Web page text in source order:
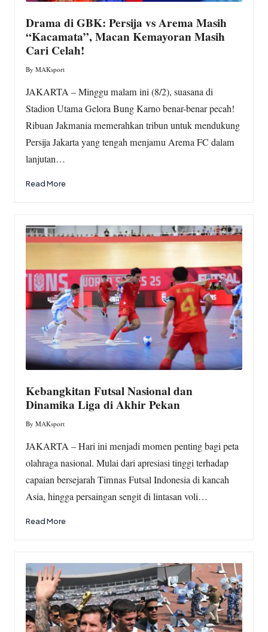
Drama di GBK: Persija vs Arema Masih
“Kacamata”, Macan Kemayoran Masih
Cari Celah!
Posted
By MAKsport
JAKARTA – Minggu malam ini (8/2), suasana di
Stadion Utama Gelora Bung Karno benar-benar pecah!
Ribuan Jakmania memerahkan tribun untuk mendukung
Persija Jakarta yang tengah menjamu Arema FC dalam
lanjutan…
Read More
Kebangkitan Futsal Nasional dan
Dinamika Liga di Akhir Pekan
Posted
By MAKsport
JAKARTA – Hari ini menjadi momen penting bagi peta
olahraga nasional. Mulai dari apresiasi tinggi terhadap
capaian bersejarah Timnas Futsal Indonesia di kancah
Asia, hingga persaingan sengit di lintasan voli…
Read More